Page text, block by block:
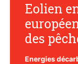
Eolien
des
Energies